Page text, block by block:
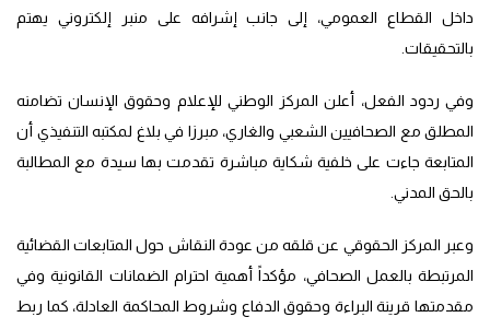
داخل القطاع العمومي، إلى جانب إشرافه على منبر إلكتروني يهتم
بالتحقيقات.
وفي ردود الفعل، أعلن المركز الوطني للإعلام وحقوق الإنسان تضامنه
المطلق مع الصحافيين الشعبي والغاري، مبرزا في بلاغ لمكتبه التنفيذي أن
المتابعة جاءت على خلفية شكاية مباشرة تقدمت بها سيدة مع المطالبة
بالحق المدني.
وعبر المركز الحقوقي عن قلقه من عودة النقاش حول المتابعات القضائية
المرتبطة بالعمل الصحافي، مؤكداً أهمية احترام الضمانات القانونية وفي
مقدمتها قرينة البراءة وحقوق الدفاع وشروط المحاكمة العادلة، كما ربط